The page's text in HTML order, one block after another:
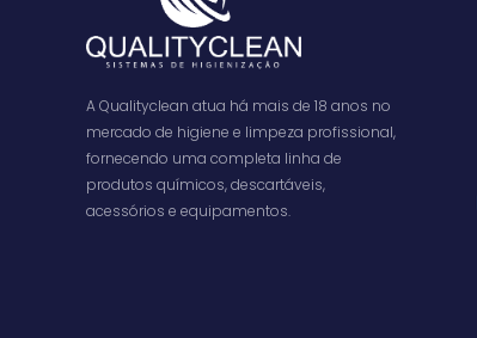
A Qualityclean atua há mais de 18 anos no
mercado de higiene e limpeza profissional,
fornecendo uma completa linha de
produtos químicos, descartáveis,
acessórios e equipamentos.